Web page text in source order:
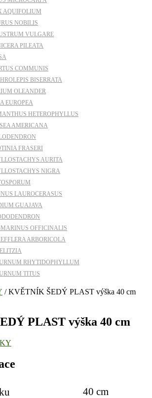
AQUIFOLIUM
NOBILIS
VULGARE
PILEATA
COMMUNIS
BISERRATA
OLEANDER
EUROPEA
HETEROPHYLLUS
AMERICANA
FRASERI
AURITA
NIGRA
LAUROCERASUS
GUAJAVA
OFFICINALIS
ARBORICOLA
RHYTIDOPHYLLUM
TITUS
/ KVĚTNÍK ŠEDÝ PLAST výška 40 cm
PLAST výška 40 cm
40 cm